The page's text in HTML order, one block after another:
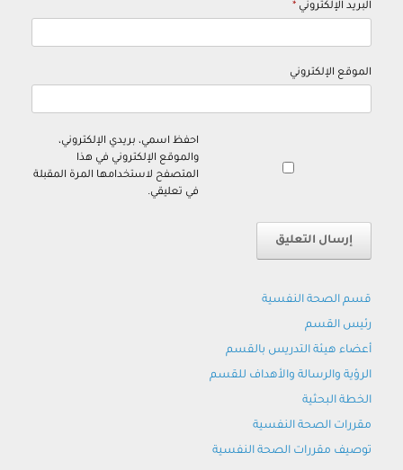
البريد الإلكتروني *
الموقع الإلكتروني
احفظ اسمي، بريدي الإلكتروني،
والموقع الإلكتروني في هذا
المتصفح لاستخدامها المرة المقبلة
في تعليقي.
قسم الصحة النفسية
رئيس القسم
أعضاء هيئة التدريس بالقسم
الرؤية والرسالة والأهداف للقسم
الخطة البحثية
مقررات الصحة النفسية
توصيف مقررات الصحة النفسية